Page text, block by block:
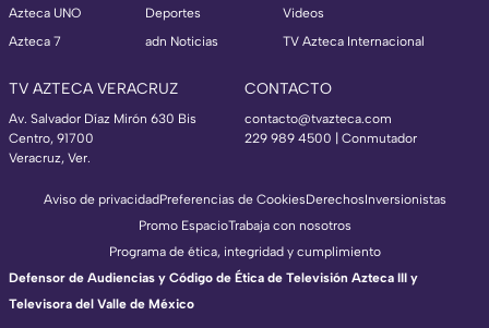
Azteca UNO
Azteca 7
Deportes
adn Noticias
Videos
TV Azteca Internacional
TV AZTECA VERACRUZ
Av. Salvador Díaz Mirón 630 Bis
Centro, 91700
Veracruz, Ver.
CONTACTO
contacto@tvazteca.com
229 989 4500 | Conmutador
Aviso de privacidadPreferencias de CookiesDerechosInversionistas
Promo EspacioTrabaja con nosotros
Programa de ética, integridad y cumplimiento
Defensor de Audiencias y Código de Ética de Televisión Azteca III y
Televisora del Valle de México